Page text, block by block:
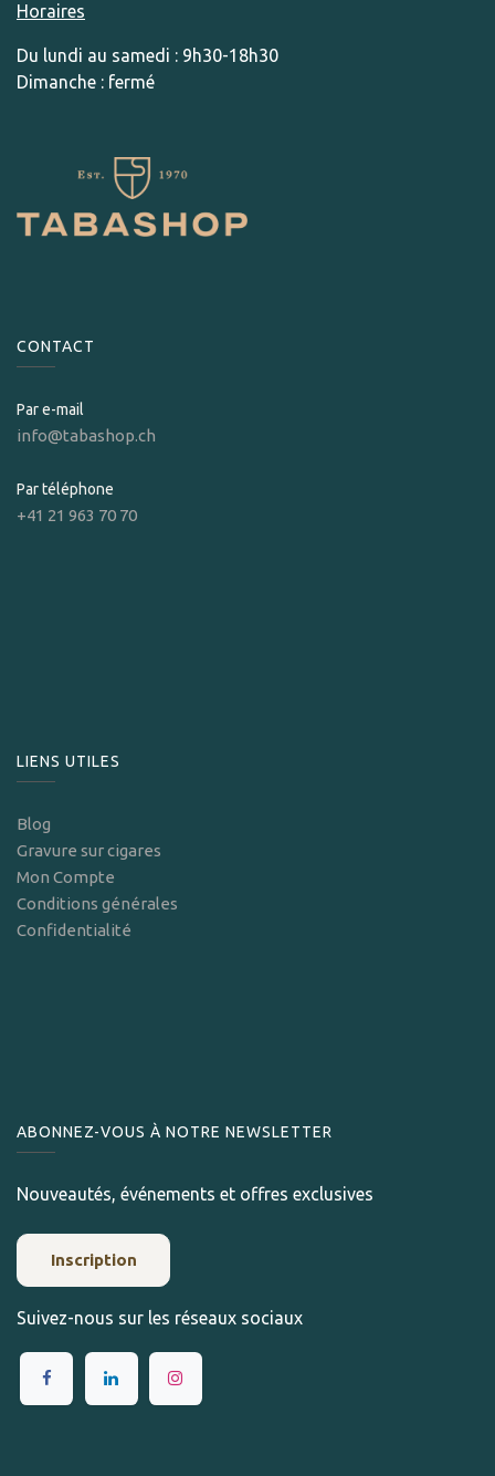
Horaires
Du lundi au samedi : 9h30-18h30
Dimanche : fermé
CONTACT
Par e-mail
info@tabashop.ch
Par téléphone
+41 21 963 70 70
LIENS UTILES
Blog
Gravure sur cigares
Mon Compte
Conditions générales
Confidentialité
ABONNEZ-VOUS À NOTRE NEWSLETTER
Nouveautés, événements et offres exclusives
Inscription
Suivez-nous sur les réseaux sociaux